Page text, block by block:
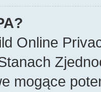
Online
mogące